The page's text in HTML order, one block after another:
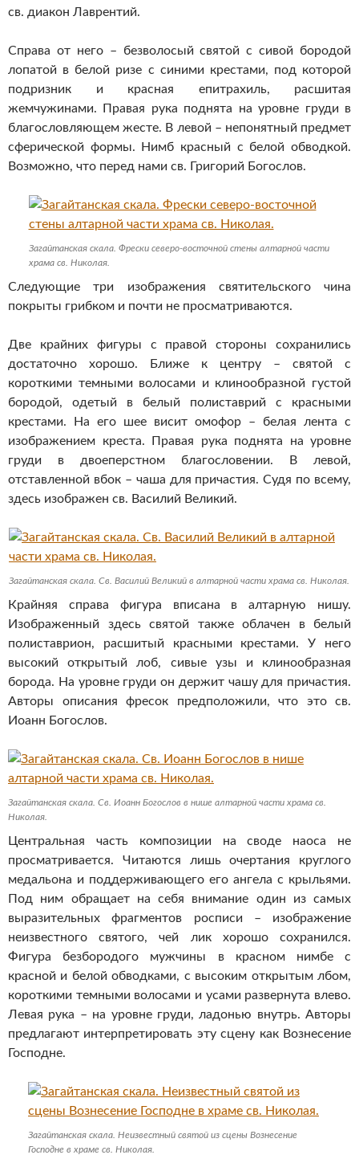
св. диакон Лаврентий.
Справа от него – безволосый святой с сивой бородой
лопатой в белой ризе с синими крестами, под которой
подризник и красная епитрахиль, расшитая
жемчужинами. Правая рука поднята на уровне груди в
благословляющем жесте. В левой – непонятный предмет
сферической формы. Нимб красный с белой обводкой.
Возможно, что перед нами св. Григорий Богослов.
Загайтанская скала. Фрески северо-восточной стены алтарной части
храма св. Николая.
Следующие три изображения святительского чина
покрыты грибком и почти не просматриваются.
Две крайних фигуры с правой стороны сохранились
достаточно хорошо. Ближе к центру – святой с
короткими темными волосами и клинообразной густой
бородой, одетый в белый полиставрий с красными
крестами. На его шее висит омофор – белая лента с
изображением креста. Правая рука поднята на уровне
груди в двоеперстном благословении. В левой,
отставленной вбок – чаша для причастия. Судя по всему,
здесь изображен св. Василий Великий.
Загайтанская скала. Св. Василий Великий в алтарной части храма св. Николая.
Крайняя справа фигура вписана в алтарную нишу.
Изображенный здесь святой также облачен в белый
полиставрион, расшитый красными крестами. У него
высокий открытый лоб, сивые узы и клинообразная
борода. На уровне груди он держит чашу для причастия.
Авторы описания фресок предположили, что это св.
Иоанн Богослов.
Загайтанская скала. Св. Иоанн Богослов в нише алтарной части храма св.
Николая.
Центральная часть композиции на своде наоса не
просматривается. Читаются лишь очертания круглого
медальона и поддерживающего его ангела с крыльями.
Под ним обращает на себя внимание один из самых
выразительных фрагментов росписи – изображение
неизвестного святого, чей лик хорошо сохранился.
Фигура безбородого мужчины в красном нимбе с
красной и белой обводками, с высоким открытым лбом,
короткими темными волосами и усами развернута влево.
Левая рука – на уровне груди, ладонью внутрь. Авторы
предлагают интерпретировать эту сцену как Вознесение
Господне.
Загайтанская скала. Неизвестный святой из сцены Вознесение
Господне в храме св. Николая.